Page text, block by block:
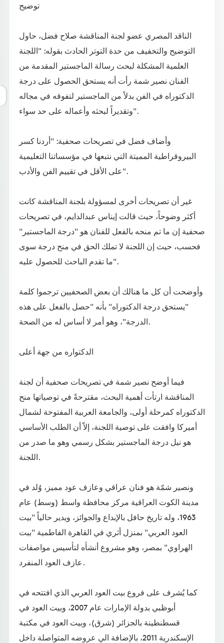
توضيح
الناقد المصري عضو لجنة المناقشة صلاح فضل، حاول
التوضيح والتخفيف من حدة التوتر الحادث بقوله: "اللجنة
العلمية المشكلة لبحث رسالة الماجستير المقدمة من
الفنان نصير شمة رأت أنه يستحق الحصول على درجة
الدكتوراه في الفن بدلاً من الماجستير لتفوقه في مجاله
وتقديراً لبحثه وأعماله على حد سواء".
وأضاف فضل في تصريحات صحفية: "أردنا كسر
البيروقراطية المميتة التي نتبعها في مؤسساتنا التعليمية
على الأقل في تقييم الفن والأدب".
غير أن تصريحات أخرى لمسؤولة بلجنة المناقشة كانت
أكثر وضوحاً، حيث قالت إيناس عبدالدايم، في تصريحات
صحفية إن ما تم منحه بالفعل للفنان هو "درجة الماجستير"
فحسب، حيث إن اللجنة لا تملك الحق في منح درجة سوى
ما تقدم الباحث للحصول عليه".
وأوضحت أن كل ما هنالك أن بعض الصحفيين ترجموا كلمة
"يستحق درجة الدكتوراه" بأنه "حصل بالفعل على هذه
الدرجة"، وهو أمر لا أساس له من الصحة.
الدكتواره من جهة أعلى
فيما أوضح نصير شمة في تصريحات صحفية أن لجنة
المناقشة ارتأت أهمية البحث، مقترحةً في توصياتها منح
الدكتوراه كمرحلة أولى، والجامعة العربية المفتوحة لشمال
أميركا وافقت على توصية اللجنة، إلاّ أن الطلب الأساسي
هو نيل درجة الماجستير بشكل رسمي وهو ما صدر من
اللجنة.
ونصير شمّة هو فنان عراقي وعازف عود مميز، وُلد في
مدينة الكوت العراقية مركز محافظة واسط (وسط) عام
1963، وله تاريخ حافل بالإبداع والجوائز، ويدير حالياً "بيت
العود العربي" بمنزل أثري في القاهرة الفاطمية "بيت
الهراوي" بمصر، وهو مشروع أنشأه لتأسيس مواصفات
عازف العود المنفرد.
كما يُشرف على فروع بيت العود العربي الذي افتتحه في
أبوظبي بدولة الإمارات عام 2007، وبيت العود في
قسطنطينة بالجزائر (شرق)، وبيت العود في مكتبة
الإسكندرية 2011، بالإضافة الي عروضه المتواصلة داخل